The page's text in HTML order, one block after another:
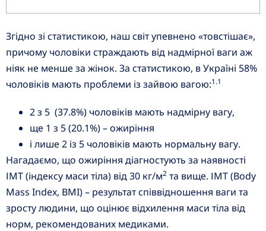
Згідно зі статистикою, наш світ упевнено «товстішає»,
причому чоловіки страждають від надмірної ваги аж
ніяк не менше за жінок. За статистикою, в Україні 58%
чоловіків мають проблеми із зайвою вагою:1.1
2 з 5 (37.8%) чоловіків мають надмірну вагу,
ще 1 з 5 (20.1%) – ожиріння
і лише 2 із 5 чоловіків мають нормальну вагу.
Нагадаємо, що ожиріння діагностують за наявності
ІМТ (індексу маси тіла) від 30 кг/м2 та вище. ІМТ (Body
Mass Index, BMI) – результат співвідношення ваги та
зросту людини, що оцінює відхилення маси тіла від
норм, рекомендованих медиками.